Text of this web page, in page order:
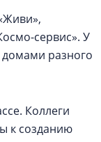
сервис». У
разного
Коллеги
к созданию